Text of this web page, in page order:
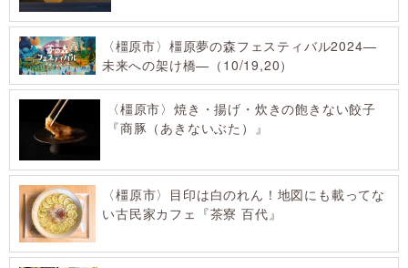
〈橿原市〉橿原夢の森フェスティバル2024—
未来への架け橋—（10/19,20）
〈橿原市〉焼き・揚げ・炊きの飽きない餃子
『商豚（あきないぶた）』
〈橿原市〉目印は白のれん！地図にも載ってな
い古民家カフェ『茶寮 百代』